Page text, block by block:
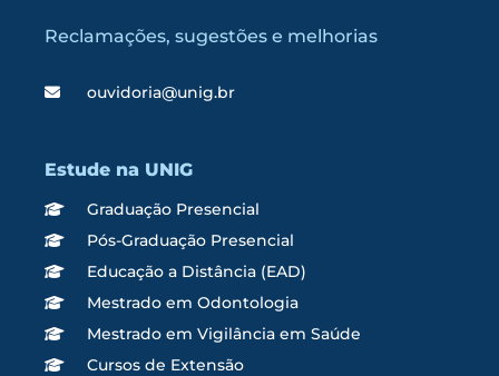
Reclamações, sugestões e melhorias
ouvidoria@unig.br
Estude na UNIG
Graduação Presencial
Pós-Graduação Presencial
Educação a Distância (EAD)
Mestrado em Odontologia
Mestrado em Vigilância em Saúde
Cursos de Extensão